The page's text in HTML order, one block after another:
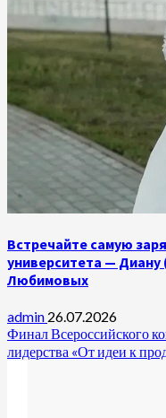
Встречайте самую
университета —
Любимовых
admin 26.07.2026
Финал Всероссийского
лидерства «От идеи к